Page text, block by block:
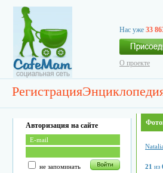
Нас уже 33
О проекте
Регистрация
Авторизация на сайте
не запоминать
21 из